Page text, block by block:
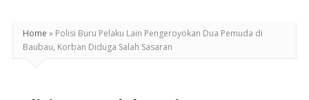
Home » Polisi Buru Pelaku Lain Pengeroyokan Dua Pemuda di
Baubau, Korban Diduga Salah Sasaran